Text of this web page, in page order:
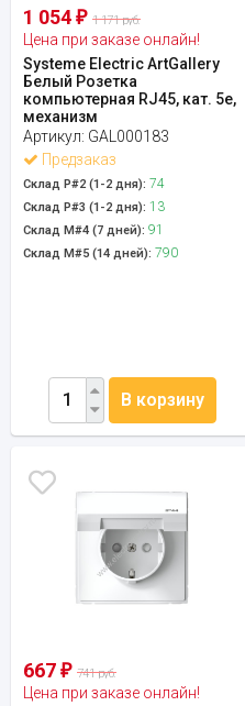
1 054 ₽ 1 171 руб.
Цена при заказе онлайн!
Systeme Electric ArtGallery
Белый Розетка
компьютерная RJ45, кат. 5е,
механизм
Артикул: GAL000183
Предзаказ
Склад Р#2 (1-2 дня): 74
Склад Р#3 (1-2 дня): 13
Склад М#4 (7 дней): 91
Склад М#5 (14 дней): 790
В корзину
667 ₽ 741 руб.
Цена при заказе онлайн!